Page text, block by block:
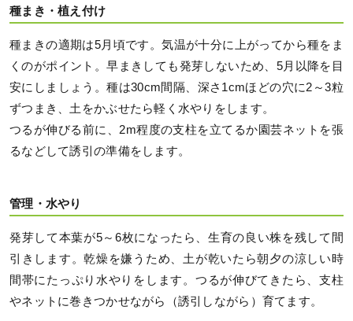
種まき・植え付け
種まきの適期は5月頃です。気温が十分に上がってから種をま
くのがポイント。早まきしても発芽しないため、5月以降を目
安にしましょう。種は30cm間隔、深さ1cmほどの穴に2～3粒
ずつまき、土をかぶせたら軽く水やりをします。
つるが伸びる前に、2m程度の支柱を立てるか園芸ネットを張
るなどして誘引の準備をします。
管理・水やり
発芽して本葉が5～6枚になったら、生育の良い株を残して間
引きします。乾燥を嫌うため、土が乾いたら朝夕の涼しい時
間帯にたっぷり水やりをします。つるが伸びてきたら、支柱
やネットに巻きつかせながら（誘引しながら）育てます。